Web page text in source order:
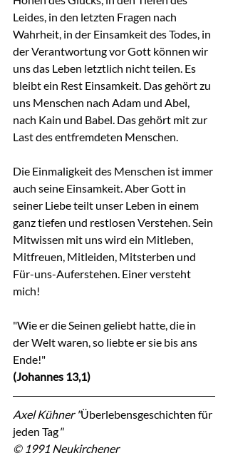
Leides, in den letzten Fragen nach
Wahrheit, in der Einsamkeit des Todes, in
der Verantwortung vor Gott können wir
uns das Leben letztlich nicht teilen. Es
bleibt ein Rest Einsamkeit. Das gehört zu
uns Menschen nach Adam und Abel,
nach Kain und Babel. Das gehört mit zur
Last des entfremdeten Menschen.
Die Einmaligkeit des Menschen ist immer
auch seine Einsamkeit. Aber Gott in
seiner Liebe teilt unser Leben in einem
ganz tiefen und restlosen Verstehen. Sein
Mitwissen mit uns wird ein Mitleben,
Mitfreuen, Mitleiden, Mitsterben und
Für-uns-Auferstehen. Einer versteht
mich!
"Wie er die Seinen geliebt hatte, die in
der Welt waren, so liebte er sie bis ans
Ende!"
(Johannes 13,1)
Axel Kühner "Überlebensgeschichten für
jeden Tag"
© 1991 Neukirchener